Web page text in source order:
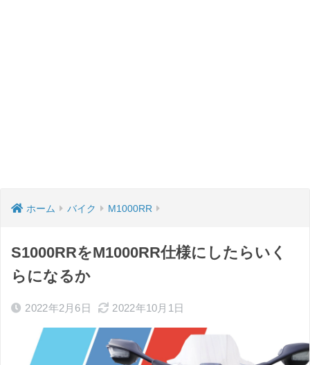
ホーム バイク M1000RR
S1000RRをM1000RR仕様にしたらいく
らになるか
2022年2月6日 2022年10月1日